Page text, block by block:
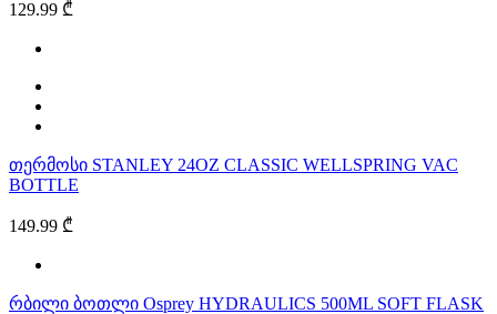
129.99 ₾
თერმოსი STANLEY 24OZ CLASSIC WELLSPRING VAC
BOTTLE
149.99 ₾
რბილი ბოთლი Osprey HYDRAULICS 500ML SOFT FLASK